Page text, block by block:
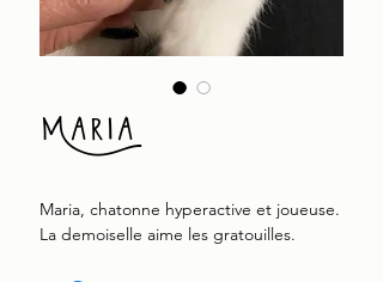
Maria
Maria, chatonne hyperactive et joueuse.
La demoiselle aime les gratouilles.